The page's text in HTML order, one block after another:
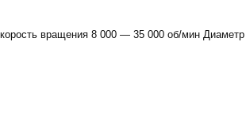
вращения 8 000 — 35 000 об/мин